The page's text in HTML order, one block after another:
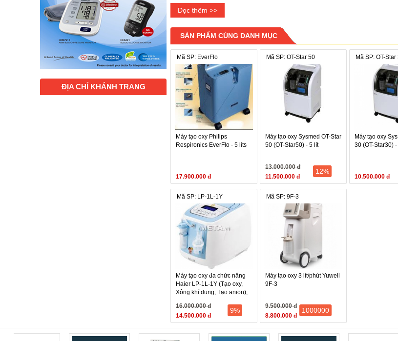
ĐỊA CHỈ KHÁNH TRANG
- Lượng oxy cung cấp
- Nồng độ oxy
Độ ồn: ≤55dB (A)
- Kích thước:56m x 40cm x 71cm
- Trọng lượng :26kg
Bảo hành 12 tháng
Đọc thêm >>
SẢN PHẨM CÙNG DANH MỤC
Mã SP: EverFlo
Máy tạo oxy Philips
Respironics EverFlo - 5 lits
17.900.000 đ
Mã SP: OT-Star 50
Máy tạo oxy Sysmed OT-Star
50 (OT-Star50) - 5 lít
13.000.000 đ
11.500.000 đ
12%
Mã SP: OT-Star
Máy tạo oxy
30 (OT-Star30)
10.500.000 đ
Mã SP: LP-1L-1Y
Máy tạo oxy đa chức năng
Haier LP-1L-1Y (Tạo oxy,
Xông khí dung, Tạo anion),
16.000.000 đ
14.500.000 đ
9%
Mã SP: 9F-3
Máy tạo oxy 3 lít/phút Yuwell
9F-3
9.500.000 đ
8.800.000 đ
1000000